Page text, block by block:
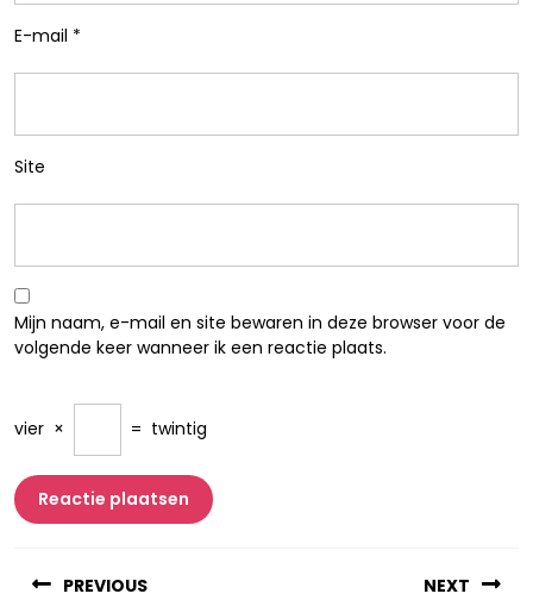
E-mail *
Site
Mijn naam, e-mail en site bewaren in deze browser voor de
volgende keer wanneer ik een reactie plaats.
vier × = twintig
PREVIOUS NEXT